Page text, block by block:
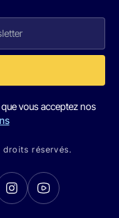
vous acceptez nos
droits réservés.